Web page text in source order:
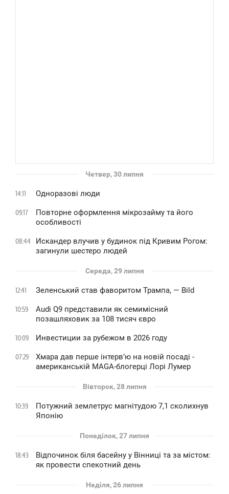
Четвер, 30 липня
14:11 Одноразові люди
09:17
Повторне оформлення мікрозайму та його
особливості
08:44
Искандер влучив у будинок під Кривим Рогом:
загинули шестеро людей
Середа, 29 липня
12:41 Зеленський став фаворитом Трампа, — Bild
10:59
Audi Q9 представили як семимісний
позашляховик за 108 тисяч євро
10:09 Инвестиции за рубежом в 2026 году
07:29
Хмара дав перше інтервʼю на новій посаді -
американській MAGA-блогерці Лорі Лумер
Вівторок, 28 липня
10:39
Потужний землетрус магнітудою 7,1 сколихнув
Японію
Понеділок, 27 липня
18:43
Відпочинок біля басейну у Вінниці та за містом:
як провести спекотний день
Неділя, 26 липня